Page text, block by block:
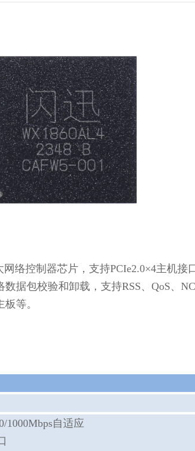
络控制器芯片，支持PCIe2.0×4主机接
据包校验和卸载，支持RSS、QoS、
等。
1000Mbps自适应